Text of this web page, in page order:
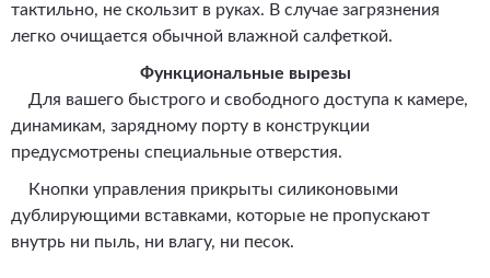
тактильно, не скользит в руках. В случае загрязнения
легко очищается обычной влажной салфеткой.
Функциональные вырезы
Для вашего быстрого и свободного доступа к камере,
динамикам, зарядному порту в конструкции
предусмотрены специальные отверстия.
Кнопки управления прикрыты силиконовыми
дублирующими вставками, которые не пропускают
внутрь ни пыль, ни влагу, ни песок.